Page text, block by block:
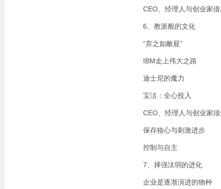
CEO、经理人与创业家
6、教派般的文化
“弃之如敝屣”
IBM走上伟大之路
迪士尼的魔力
宝洁：全心投入
CEO、经理人与创业家
保存核心与刺激进步
控制与自主
7、择强汰弱的进化
企业是逐渐演进的物种